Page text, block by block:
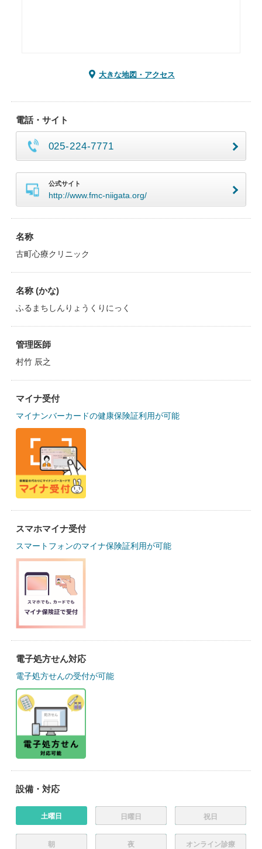
大きな地図・アクセス
電話・サイト
025-224-7771
公式サイト
http://www.fmc-niigata.org/
名称
古町心療クリニック
名称 (かな)
ふるまちしんりょうくりにっく
管理医師
村竹 辰之
マイナ受付
マイナンバーカードの健康保険証利用が可能
スマホマイナ受付
スマートフォンのマイナ保険証利用が可能
電子処方せん対応
電子処方せんの受付が可能
設備・対応
土曜日 日曜日 祝日
朝 夜 オンライン診療